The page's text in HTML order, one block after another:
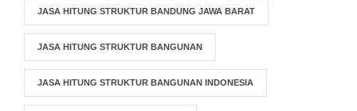
JASA HITUNG STRUKTUR BANDUNG JAWA BARAT
JASA HITUNG STRUKTUR BANGUNAN
JASA HITUNG STRUKTUR BANGUNAN INDONESIA